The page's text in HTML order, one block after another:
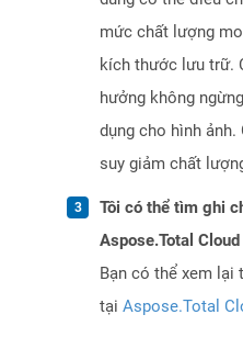
mức chất lượng
kích thước lưu trữ.
hưởng không
dụng cho hình
suy giảm chất
Tôi có thể tìm ghi
Aspose.Total
Bạn có thể xem lại
tại Aspose.Total